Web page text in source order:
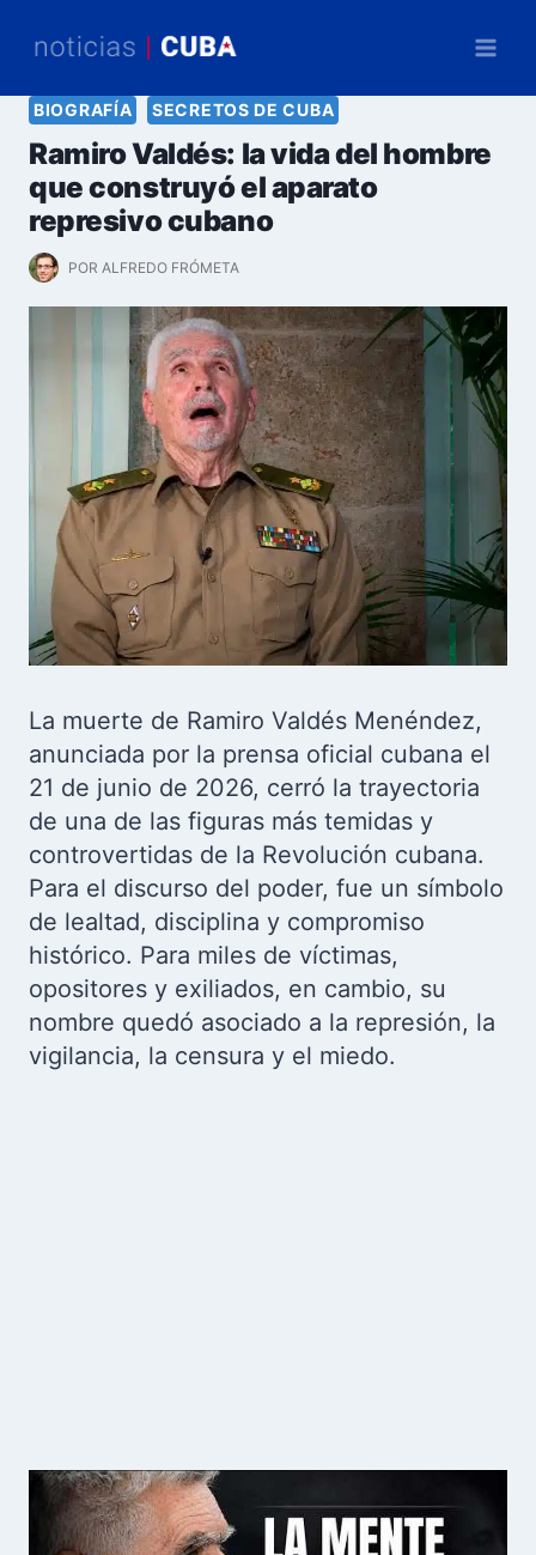
BIOGRAFÍA SECRETOS DE CUBA
Ramiro Valdés: la vida del hombre
que construyó el aparato
represivo cubano
POR ALFREDO FRÓMETA
La muerte de Ramiro Valdés Menéndez,
anunciada por la prensa oficial cubana el
21 de junio de 2026, cerró la trayectoria
de una de las figuras más temidas y
controvertidas de la Revolución cubana.
Para el discurso del poder, fue un símbolo
de lealtad, disciplina y compromiso
histórico. Para miles de víctimas,
opositores y exiliados, en cambio, su
nombre quedó asociado a la represión, la
vigilancia, la censura y el miedo.